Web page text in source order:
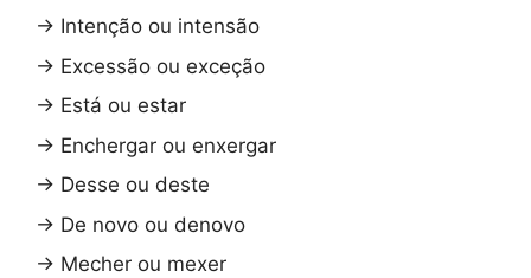
→ Intenção ou intensão
→ Excessão ou exceção
→ Está ou estar
→ Enchergar ou enxergar
→ Desse ou deste
→ De novo ou denovo
→ Mecher ou mexer